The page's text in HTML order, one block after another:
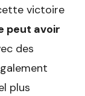
victoire
peut avoir
des
plus